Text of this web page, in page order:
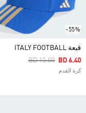
-55%
قبعة ITALY FOOTBALL
Price Reduced
BD 15.00ToBD 6.40
كرة القدم